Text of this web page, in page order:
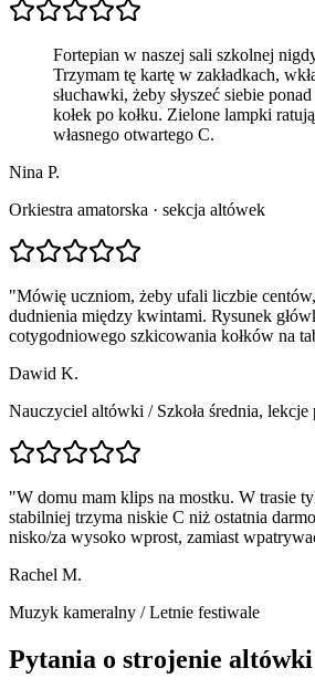
Fortepian w naszej sali szkolnej
Trzymam tę kartę w zakładkach,
słuchawki, żeby słyszeć siebie
kołek po kołku. Zielone lampki
własnego otwartego C.
Nina P.
Orkiestra amatorska · sekcja altówek
"Mówię uczniom, żeby ufali liczbie
dudnienia między kwintami. Rysunek
cotygodniowego szkicowania kołków na
Dawid K.
Nauczyciel altówki / Szkoła średnia,
"W domu mam klips na mostku. W trasie
stabilniej trzyma niskie C niż ostatnia
nisko/za wysoko wprost, zamiast
Rachel M.
Muzyk kameralny /Letnie festiwale
Pytania o strojenie altówki